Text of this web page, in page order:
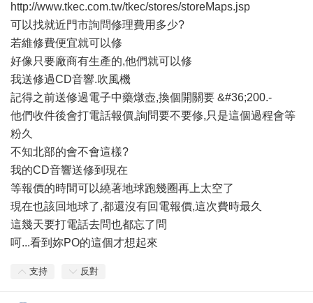
http://www.tkec.com.tw/tkec/stores/storeMaps.jsp
可以找就近門市詢問修理費用多少?
若維修費便宜就可以修
好像只要廠商有生產的,他們就可以修
我送修過CD音響.吹風機
記得之前送修過電子中藥燉壺,換個開關要 &#36;200.-
他們收件後會打電話報價,詢問要不要修,只是這個過程會等
粉久
不知北部的會不會這樣?
我的CD音響送修到現在
等報價的時間可以繞著地球跑幾圈再上太空了
現在也該回地球了,都還沒有回電報價,這次費時最久
這幾天要打電話去問也都忘了問
呵...看到妳PO的這個才想起來
支持 反對